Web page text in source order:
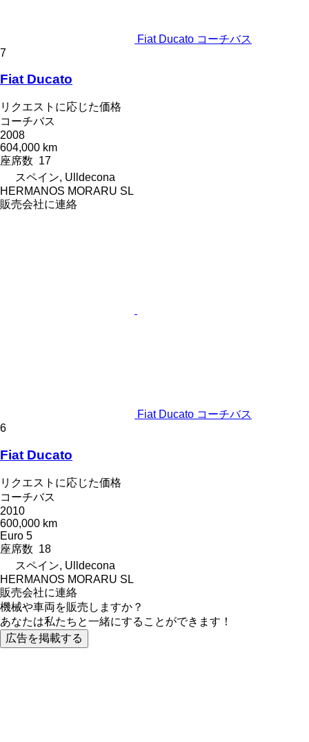
Fiat Ducato コーチバス
7
Fiat Ducato
リクエストに応じた価格
コーチバス
2008
604,000 km
座席数 17
スペイン, Ulldecona
HERMANOS MORARU SL
販売会社に連絡
Fiat Ducato コーチバス
6
Fiat Ducato
リクエストに応じた価格
コーチバス
2010
600,000 km
Euro 5
座席数 18
スペイン, Ulldecona
HERMANOS MORARU SL
販売会社に連絡
機械や車両を販売しますか？
あなたは私たちと一緒にすることができます！
広告を掲載する